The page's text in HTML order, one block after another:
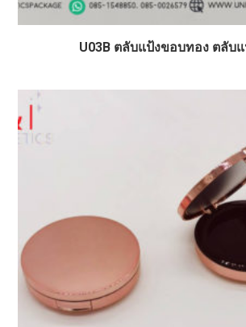
U03B ตลับแป้งขอบทอง ตลับ